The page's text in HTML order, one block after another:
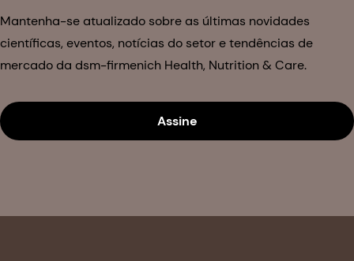
Mantenha-se atualizado sobre as últimas novidades
científicas, eventos, notícias do setor e tendências de
mercado da dsm-firmenich Health, Nutrition & Care.
Assine